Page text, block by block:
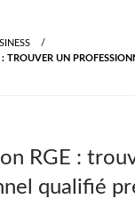
TROUVER UN
RGE :
qualifié